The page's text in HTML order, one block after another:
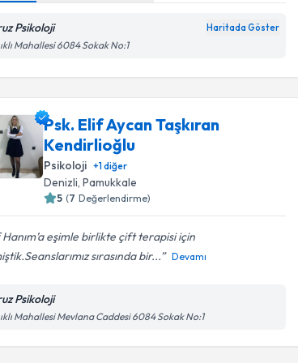
Psikoloji Haritada Göster
Mahallesi 6084 Sokak No:1
Psk. Elif Aycan Taşkıran
Kendirlioğlu
Psikoloji +1diğer
Denizli, Pamukkale
5 (7 Değerlendirme)
eşimle birlikte çift terapisi için
sırasında bir...
Devamı
Psikoloji
Mahallesi Mevlana Caddesi 6084 Sokak No:1